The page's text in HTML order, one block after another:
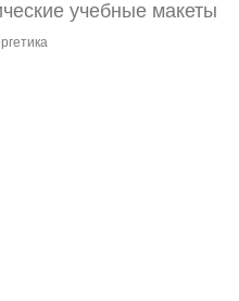
учебные макеты